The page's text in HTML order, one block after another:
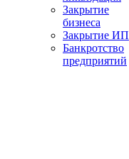
Закрытие
бизнеса
Закрытие ИП
Банкротство
предприятий